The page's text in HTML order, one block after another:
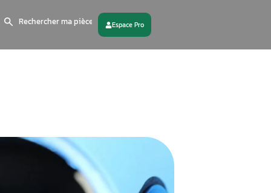
Contactez - nous
Search
for: